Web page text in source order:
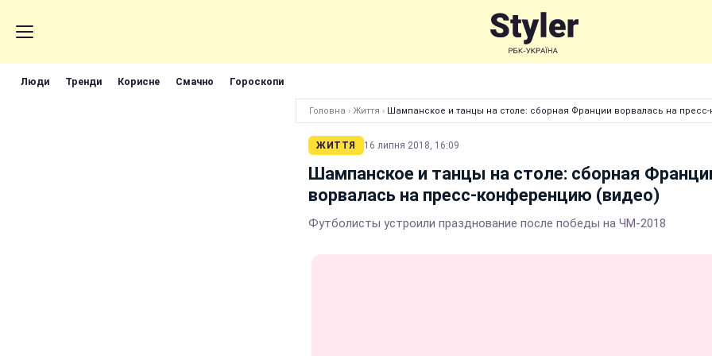
Люди Тренди Корисне Смачно Гороскопи
Головна › Життя › Шампанское и танцы на столе: сборная Франции ворвалась на
ЖИТТЯ 16 липня 2018, 16:09
Шампанское и танцы на столе: сборная
ворвалась на пресс-конференцию (видео)
Футболисты устроили празднование после победы на ЧМ-2018